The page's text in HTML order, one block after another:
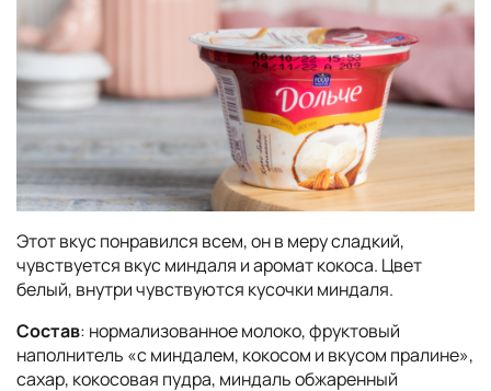
Этот вкус понравился всем, он в меру сладкий,
чувствуется вкус миндаля и аромат кокоса. Цвет
белый, внутри чувствуются кусочки миндаля.
Состав: нормализованное молоко, фруктовый
наполнитель «с миндалем, кокосом и вкусом пралине»,
сахар, кокосовая пудра, миндаль обжаренный